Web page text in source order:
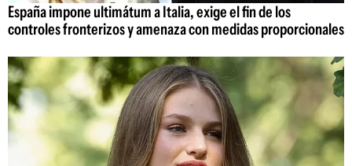
España impone ultimátum a Italia, exige el fin de los
controles fronterizos y amenaza con medidas proporcionales